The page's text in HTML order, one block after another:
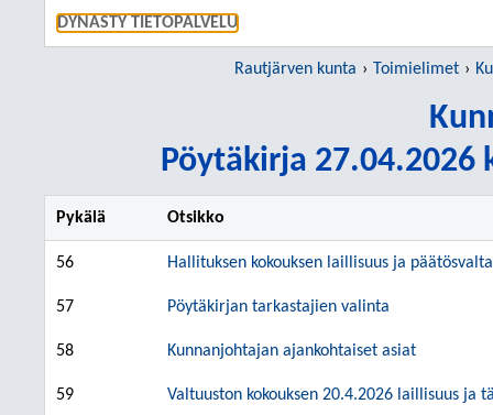
DYNASTY TIETOPALVELU
Rautjärven kunta Toimielimet
Pöytäkirja 27.04.2026
Pykälä Otsikko
56 Hallituksen kokouksen laillisuus ja
57 Pöytäkirjan tarkastajien valinta
58 Kunnanjohtajan ajankohtaiset asiat
59 Valtuuston kokouksen 20.4.2026 laillisuus ja